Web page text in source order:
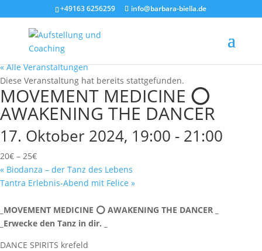
+49163 6256259 info@barbara-biella.de
« Alle Veranstaltungen
Diese Veranstaltung hat bereits stattgefunden.
MOVEMENT MEDICINE ⭕️
AWAKENING THE DANCER
17. Oktober 2024, 19:00 - 21:00
20€ – 25€
« Biodanza – der Tanz des Lebens
Tantra Erlebnis-Abend mit Felice »
_MOVEMENT MEDICINE ⭕️ AWAKENING THE DANCER _
_Erwecke den Tanz in dir. _
DANCE SPIRITS krefeld